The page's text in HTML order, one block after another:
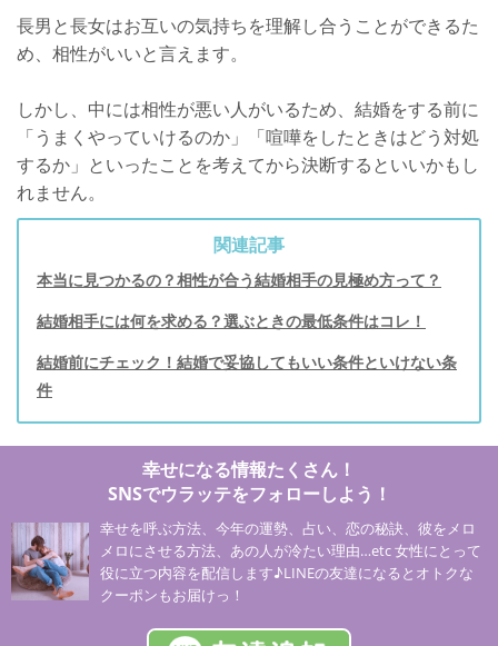
長男と長女はお互いの気持ちを理解し合うことができるた
め、相性がいいと言えます。
しかし、中には相性が悪い人がいるため、結婚をする前に
「うまくやっていけるのか」「喧嘩をしたときはどう対処
するか」といったことを考えてから決断するといいかもし
れません。
関連記事
本当に見つかるの？相性が合う結婚相手の見極め方って？
結婚相手には何を求める？選ぶときの最低条件はコレ！
結婚前にチェック！結婚で妥協してもいい条件といけない条
件
幸せになる情報たくさん！
SNSでウラッテをフォローしよう！
幸せを呼ぶ方法、今年の運勢、占い、恋の秘訣、彼をメロ
メロにさせる方法、あの人が冷たい理由…etc 女性にとって
役に立つ内容を配信します♪LINEの友達になるとオトクな
クーポンもお届けっ！